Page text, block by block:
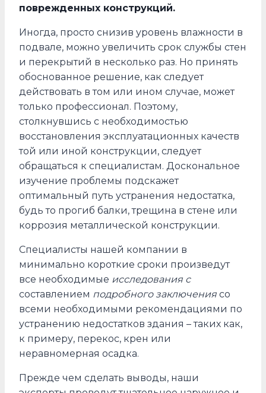
поврежденных конструкций.
Иногда, просто снизив уровень влажности в
подвале, можно увеличить срок службы стен
и перекрытий в несколько раз. Но принять
обоснованное решение, как следует
действовать в том или ином случае, может
только профессионал. Поэтому,
столкнувшись с необходимостью
восстановления эксплуатационных качеств
той или иной конструкции, следует
обращаться к специалистам. Доскональное
изучение проблемы подскажет
оптимальный путь устранения недостатка,
будь то прогиб балки, трещина в стене или
коррозия металлической конструкции.
Специалисты нашей компании в
минимально короткие сроки произведут
все необходимые исследования с
составлением подробного заключения со
всеми необходимыми рекомендациями по
устранению недостатков здания – таких как,
к примеру, перекос, крен или
неравномерная осадка.
Прежде чем сделать выводы, наши